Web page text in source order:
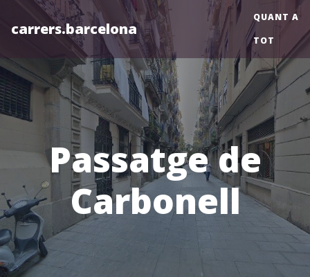
carrers.barcelona
QUANT A
TOT
Passatge de
Carbonell